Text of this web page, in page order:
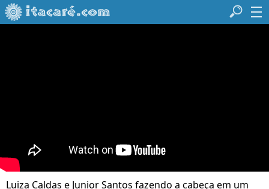
Luiza Caldas e Junior Santos fazendo a cabeça em um